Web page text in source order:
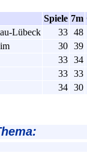
Spiele 7m
Lübeck 33 48
30 39
33 34
33 33
34 30